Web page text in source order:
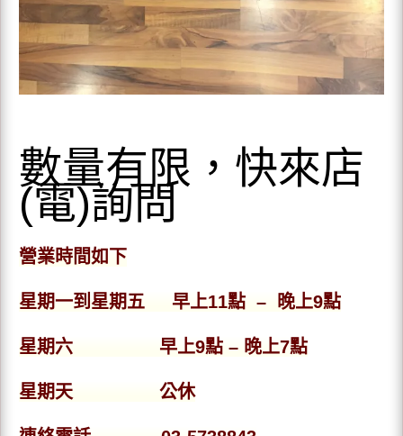
數量有限，快來店
(電)詢問
營業時間如下
星期一到星期五 早上11點 – 晚上9點
星期六 早上9點 – 晚上7點
星期天 公休